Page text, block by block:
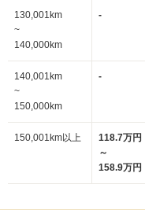
130,001km
~
140,000km
-
140,001km
~
150,000km
-
150,001km以上
118.7万円
～
158.9万円